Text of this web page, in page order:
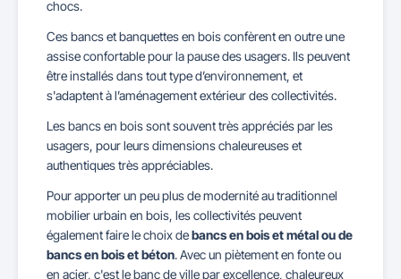
chocs.
Ces bancs et banquettes en bois confèrent en outre une
assise confortable pour la pause des usagers. Ils peuvent
être installés dans tout type d’environnement, et
s'adaptent à l’aménagement extérieur des collectivités.
Les bancs en bois sont souvent très appréciés par les
usagers, pour leurs dimensions chaleureuses et
authentiques très appréciables.
Pour apporter un peu plus de modernité au traditionnel
mobilier urbain en bois, les collectivités peuvent
également faire le choix debancs en bois et métal ou de
bancs en bois et béton. Avec un piètement en fonte ou
en acier, c'est le banc de ville par excellence, chaleureux